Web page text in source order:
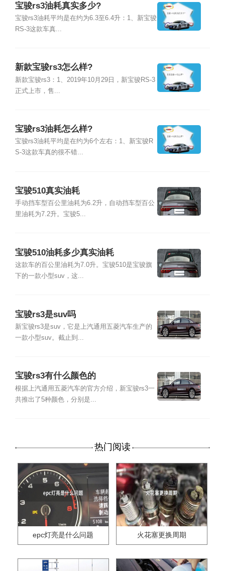
宝骏rs3油耗真实多少?
宝骏rs3油耗平均是在约为6.3至6.4升：1、新宝骏
RS-3这款车真...
新款宝骏rs3怎么样?
新款宝骏rs3：1、2019年10月29日，新宝骏RS-3
正式上市，售...
宝骏rs3油耗怎么样?
宝骏rs3油耗平均是在约为6个左右：1、新宝骏R
S-3这款车真的很不错...
宝骏510真实油耗
手动挡车型百公里油耗为6.2升，自动挡车型百公
里油耗为7.2升。宝骏5...
宝骏510油耗多少真实油耗
这款车的百公里油耗为7.0升。宝骏510是宝骏旗
下的一款小型suv，这...
宝骏rs3是suv吗
新宝骏rs3是suv，它是上汽通用五菱汽车生产的
一款小型suv。截止到...
宝骏rs3有什么颜色的
根据上汽通用五菱汽车的官方介绍，新宝骏rs3一
共推出了5种颜色，分别是...
热门阅读
epc灯亮是什么问题 火花塞更换周期